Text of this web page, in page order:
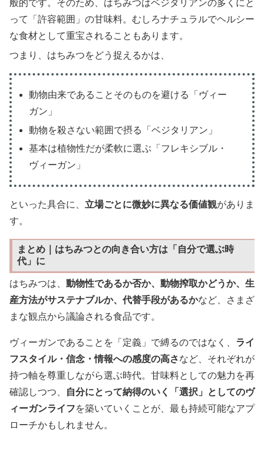
般的です。そのため、はちみつはベジタリアンの多くにと
って「許容範囲」の甘味料。むしろナチュラルでヘルシー
な食材として重宝されることもあります。
つまり、はちみつをどう捉えるかは、
動物由来であることそのものを避ける「ヴィー
ガン」
動物を殺さない範囲で摂る「ベジタリアン」
基本は植物性だが柔軟に選ぶ「フレキシブル・
ヴィーガン」
といった具合に、 立場ごとに微妙に異なる価値観がありま
す。
まとめ｜はちみつとの向き合い方は「自分で選ぶ時
代」に
はちみつは、 動物性であるか否か、動物搾取かどうか、生
産方法がサステナブルか、代替手段があるかなど、さまざ
まな観点から議論される食品です。
ヴィーガンであることを「定義」で縛るのではなく、 ライ
フスタイル・信念・情報への感度の高さなど、それぞれが
持つ軸を尊重しながら選ぶ時代。甘味料としての魅力を再
確認しつつ、
自分にとって納得のいく「選択」としてのヴ
ィーガンライフを築いていくことが、最も持続可能なアプ
ローチかもしれません。